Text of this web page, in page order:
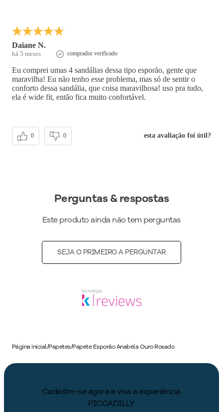
Daiane N.
há 5 meses comprador verificado
Eu comprei umas 4 sandálias dessa tipo esporão, gente que
maravilha! Eu não tenho esse problema, mas só de sentir o
conforto dessa sandália, que coisa maravilhosa! uso pra tudo,
ela é wide fit, então fica muito confortável.
esta avaliação foi útil?
0 0
Perguntas & respostas
Este produto ainda não tem perguntas
SEJA O PRIMEIRO A PERGUNTAR
Página inicial/Papetes/Papete Esporão Anabela Ouro Rosado
Cadastre-se agora e viva a experiência
PICCADILLY